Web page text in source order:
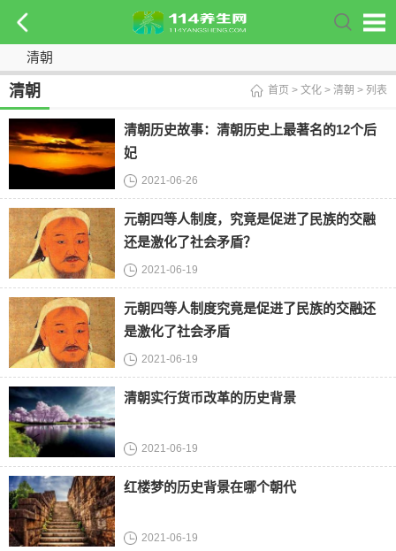
清朝
清朝 首页 > 文化 > 清朝 > 列表
清朝历史故事：清朝历史上最著名的12个后
妃
2021-06-26
元朝四等人制度，究竟是促进了民族的交融
还是激化了社会矛盾？
2021-06-19
元朝四等人制度究竟是促进了民族的交融还
是激化了社会矛盾
2021-06-19
清朝实行货币改革的历史背景
2021-06-19
红楼梦的历史背景在哪个朝代
2021-06-19